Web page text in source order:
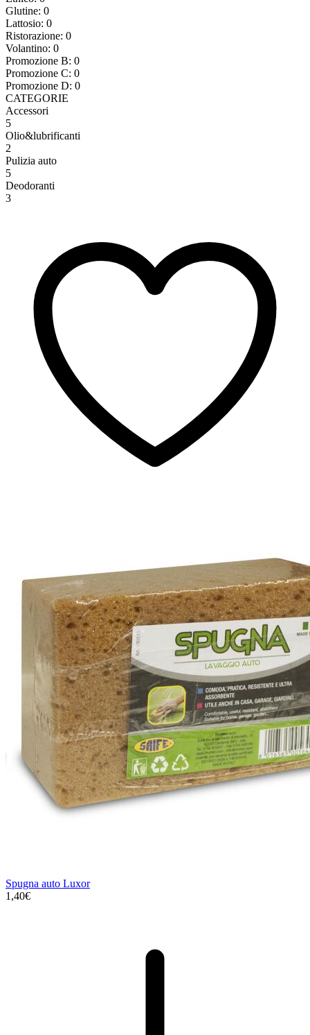
Glutine: 0
Lattosio: 0
Ristorazione: 0
Volantino: 0
Promozione B: 0
Promozione C: 0
Promozione D: 0
CATEGORIE
Accessori
5
Olio&lubrificanti
2
Pulizia auto
5
Deodoranti
3
Spugna auto Luxor
1,40€